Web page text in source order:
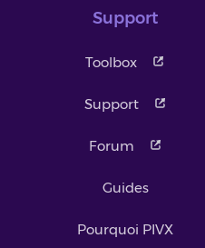
Support
Toolbox
Support
Forum
Guides
Pourquoi PIVX